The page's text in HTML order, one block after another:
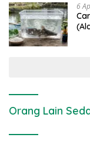
6
Orang Lain